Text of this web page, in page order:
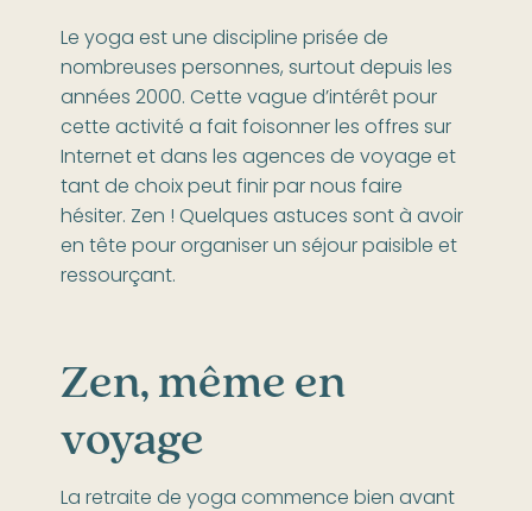
Le yoga est une discipline prisée de
nombreuses personnes, surtout depuis les
années 2000. Cette vague d’intérêt pour
cette activité a fait foisonner les offres sur
Internet et dans les agences de voyage et
tant de choix peut finir par nous faire
hésiter. Zen ! Quelques astuces sont à avoir
en tête pour organiser un séjour paisible et
ressourçant.
Zen, même en
voyage
La retraite de yoga commence bien avant